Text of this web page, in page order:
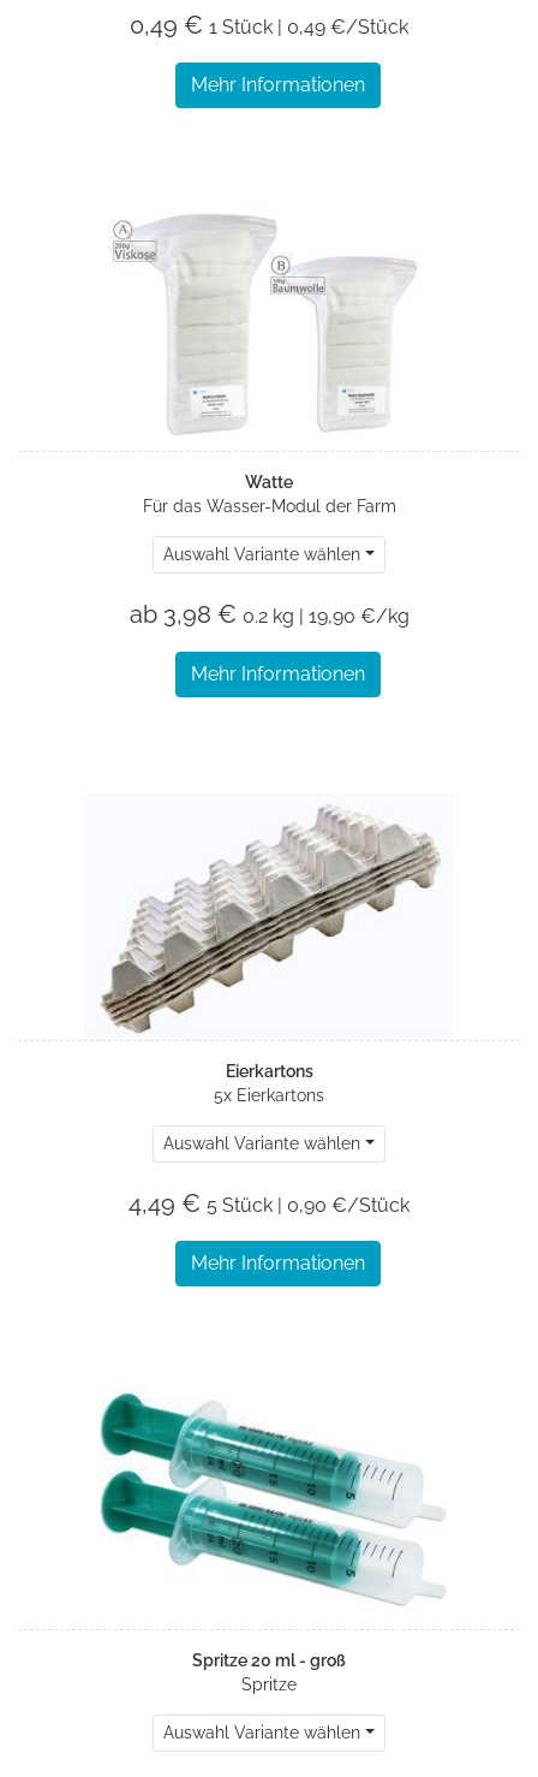
0,49 € 1 Stück | 0,49 €/Stück
Mehr Informationen
Watte
Für das Wasser-Modul der Farm
Auswahl Variante wählen
ab 3,98 € 0.2 kg | 19,90 €/kg
Mehr Informationen
Eierkartons
5x Eierkartons
Auswahl Variante wählen
4,49 € 5 Stück | 0,90 €/Stück
Mehr Informationen
Spritze 20 ml - groß
Spritze
Auswahl Variante wählen